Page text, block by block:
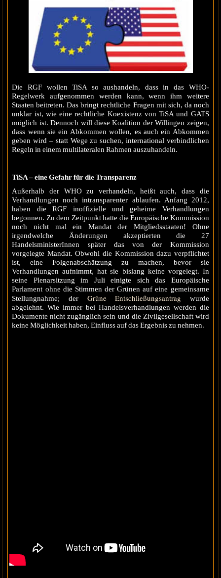
Die RGF wollen TiSA so aushandeln, dass in das WHO-
Regelwerk aufgenommen werden kann, wenn ihm weitere
Staaten beitreten. Das bringt rechtliche Fragen mit sich, da noch
unklar ist, wie eine rechtliche Koexistenz von TiSA und GATS
möglich ist. Dennoch will diese Koalition der Willingen zeigen,
dass wenn sie ein Abkommen wollen, es auch ein Abkommen
geben wird – statt Wege zu suchen, international verbindlichen
Regeln in einem multilateralen Rahmen auszuhandeln.
TiSA – eine Gefahr für die Transparenz
Außerhalb der WHO zu verhandeln, heißt auch, dass die
Verhandlungen noch intransparenter ablaufen. Anfang 2012,
haben die RGF inoffizielle und geheime Verhandlungen
begonnen. Zu dem Zeitpunkt hatte die Europäische Kommission
noch nicht mal ein Mandat der Mitgliedsstaaten! Ohne
irgendwelche Änderungen akzeptierten die 27
HandelsministerInnen später das von der Kommission
vorgelegte Mandat. Obwohl die Kommission dazu verpflichtet
ist, eine Folgenabschätzung zu machen, bevor sie
Verhandlungen aufnimmt, hat sie bislang keine vorgelegt. In
seine Plenarsitzung im Juli einigte sich das Europäische
Parlament ohne die Stimmen der Grünen auf eine gemeinsame
Stellungnahme; der Grüne Entschließungsantrag wurde
abgelehnt. Wie immer bei Handelsverhandlungen werden die
Dokumente nicht zugänglich sein und die Zivilgesellschaft wird
keine Möglichkeit haben, Einfluss auf das Ergebnis zu nehmen.